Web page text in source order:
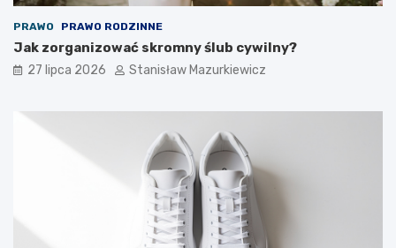
PRAWO PRAWO RODZINNE
Jak zorganizować skromny ślub cywilny?
27 lipca 2026 Stanisław Mazurkiewicz